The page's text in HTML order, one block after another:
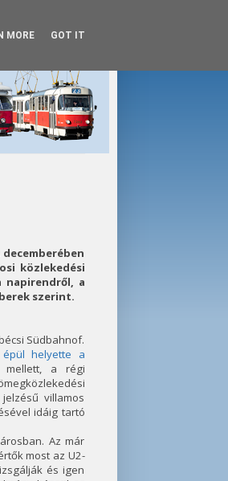
közlekedési
napirendről, a
szerint.
Südbahnof.
épül helyette a
mellett, a régi
villamos
idáig tartó
Az már
most az U2-
és igen
MORE GOT IT